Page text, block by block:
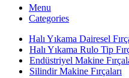
Menu
Categories
Halı Yıkama Dairesel
Halı Yıkama Rulo Tip
Endüstriyel Makine
Silindir Makine Fırçaları